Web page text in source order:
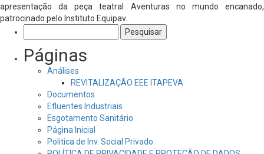
apresentação da peça teatral Aventuras no mundo encanado,
patrocinado pelo Instituto Equipav.
por:
Páginas
Análises
REVITALIZAÇÃO EEE ITAPEVA
Documentos
Efluentes Industriais
Esgotamento Sanitário
Página Inicial
Politica de Inv. Social Privado